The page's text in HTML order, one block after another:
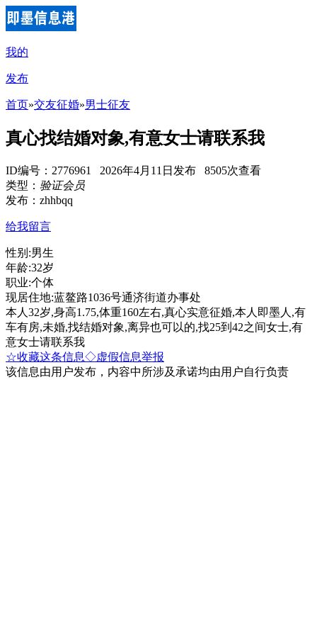
我的
发布
首页»交友征婚»男士征友
真心找结婚对象,有意女士请联系我
ID编号：2776961 2026年4月11日发布 8505次查看
类型： 验证会员
发布：zhhbqq
给我留言
性别:男生
年龄:32岁
职业:个体
现居住地:蓝鳌路1036号通济街道办事处
本人32岁,身高1.75,体重160左右,真心实意征婚,本人即墨人,有
车有房,未婚,找结婚对象,离异也可以的,找25到42之间女士,有
意女士请联系我
☆收藏这条信息◇虚假信息举报
该信息由用户发布，内容中所涉及承诺均由用户自行负责